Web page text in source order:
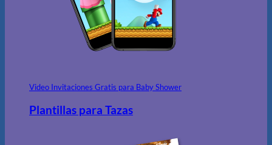
Video Invitaciones Gratis para Baby Shower
Plantillas para Tazas